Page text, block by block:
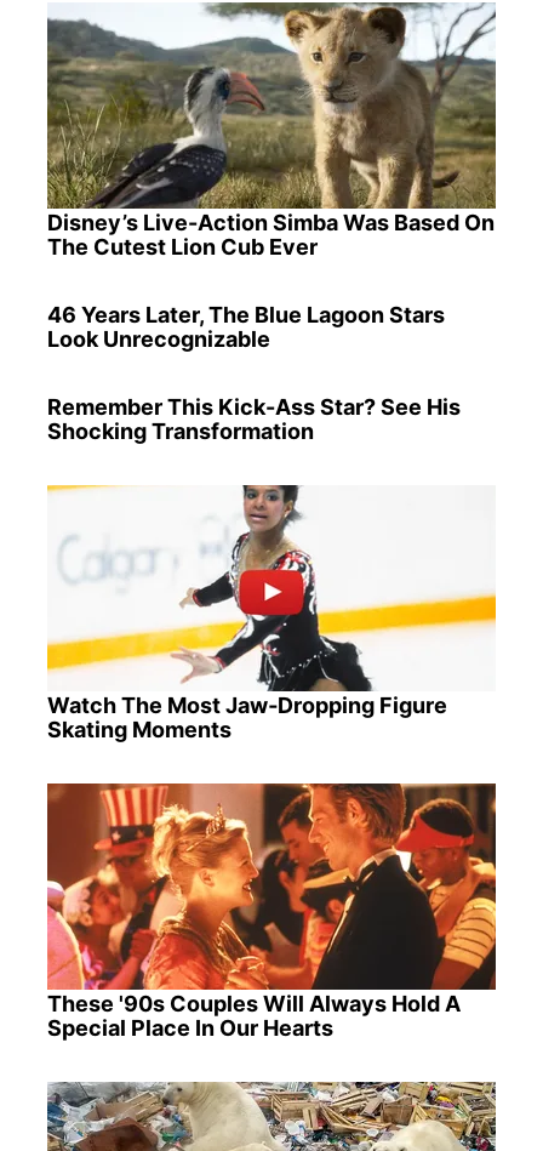
Disney’s Live-Action Simba Was Based On
The Cutest Lion Cub Ever
46 Years Later, The Blue Lagoon Stars
Look Unrecognizable
Remember This Kick-Ass Star? See His
Shocking Transformation
Watch The Most Jaw‑Dropping Figure
Skating Moments
These '90s Couples Will Always Hold A
Special Place In Our Hearts